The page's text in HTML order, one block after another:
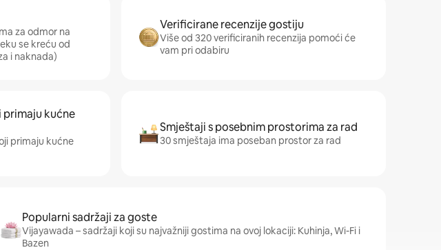
za odmor na
se kreću od
i naknada)
Verificirane recenzije gostiju
Više od 320 verificiranih recenzija pomoći će
vam pri odabiru
primaju kućne
primaju kućne
Smještaji s posebnim prostorima za rad
30 smještaja ima poseban prostor za rad
Popularni sadržaji za goste
Vijayawada – sadržaji koji su najvažniji gostima na ovoj lokaciji: Kuhinja, Wi-Fi i
Bazen